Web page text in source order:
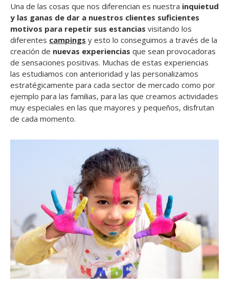
Una de las cosas que nos diferencian es nuestra inquietud
y las ganas de dar a nuestros clientes suficientes
motivos para repetir sus estancias visitando los
diferentes campings y esto lo conseguimos a través de la
creación de nuevas experiencias que sean provocadoras
de sensaciones positivas. Muchas de estas experiencias
las estudiamos con anterioridad y las personalizamos
estratégicamente para cada sector de mercado como por
ejemplo para las familias, para las que creamos actividades
muy especiales en las que mayores y pequeños, disfrutan
de cada momento.